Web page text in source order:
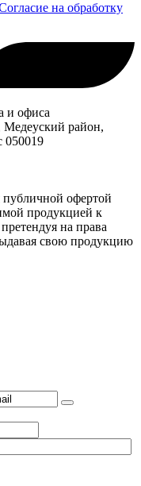
на обработку
и офиса
Медеуский район,
050019
публичной офертой
продукцией к
на права
свою продукцию